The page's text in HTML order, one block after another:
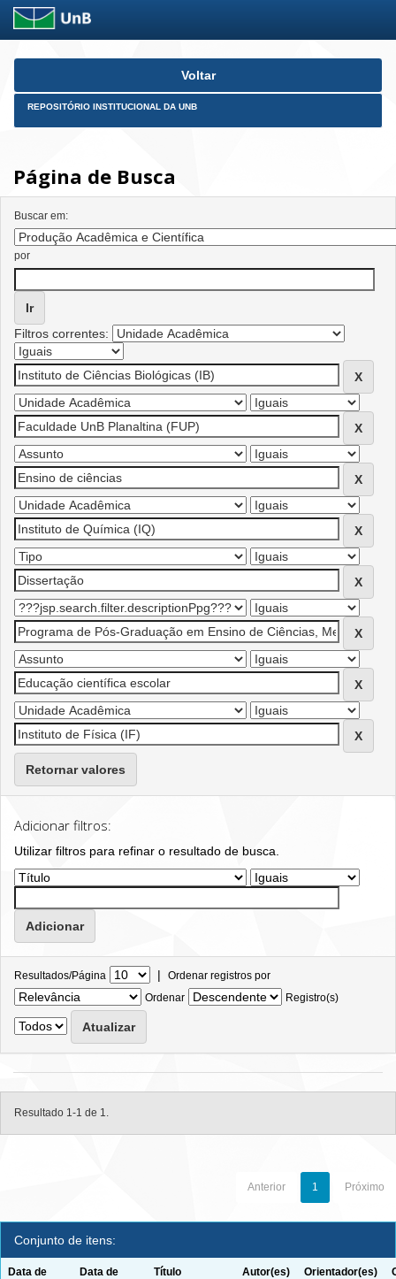
Skip
Voltar
REPOSITÓRIO INSTITUCIONAL DA UNB
Página de Busca
Buscar em:
por
Filtros correntes:
Retornar valores
Adicionar filtros:
Utilizar filtros para refinar o resultado de busca.
Resultados/Página | Ordenar registros por
Ordenar
Registro(s)
Resultado 1-1 de 1.
Anterior 1 Próximo
Conjunto de itens:
Data de
Data de
Título Autor(es) Orientador(es)